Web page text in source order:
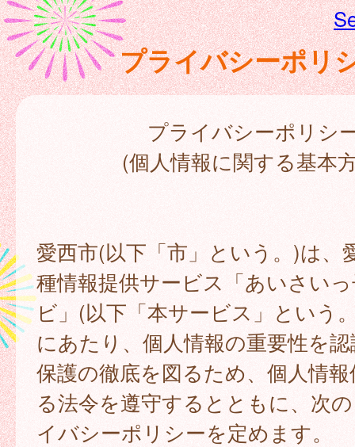
プライバシーポリ
プライバシーポリシ
(個人情報に関する基本
愛西市(以下「市」という。)は、
種情報提供サービス「あいさい
ビ」(以下「本サービス」という
にあたり、個人情報の重要性を
保護の徹底を図るため、個人情
る法令を遵守するとともに、次
イバシーポリシーを定めます。